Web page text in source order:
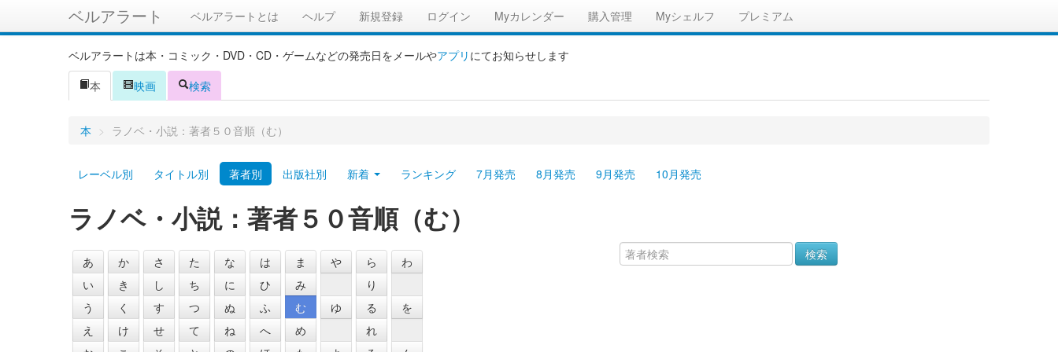
ベルアラート ベルアラートとは ヘルプ 新規登録 ログイン Myカレンダー 購入管理 Myシェルフ プレミアム
ベルアラートは本・コミック・DVD・CD・ゲームなどの発売日をメールやアプリ にてお知らせします
本
映画 検索
本 > ラノベ・小説：著者５０音順（む）
レーベル別 タイトル別 著者別 出版社別 新着 ランキング 7月発売 8月発売 9月発売 10月発売
ラノベ・小説：著者５０音順（む）
あ
い
う
え
か
き
く
け
さ
し
す
せ
た
ち
つ
て
な
に
ぬ
ね
は
ひ
ふ
へ
ま
み
む
め
や
ゆ
ら
り
る
れ
わ
を
検索